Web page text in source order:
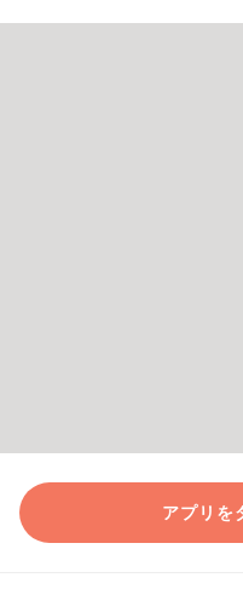
アプリを